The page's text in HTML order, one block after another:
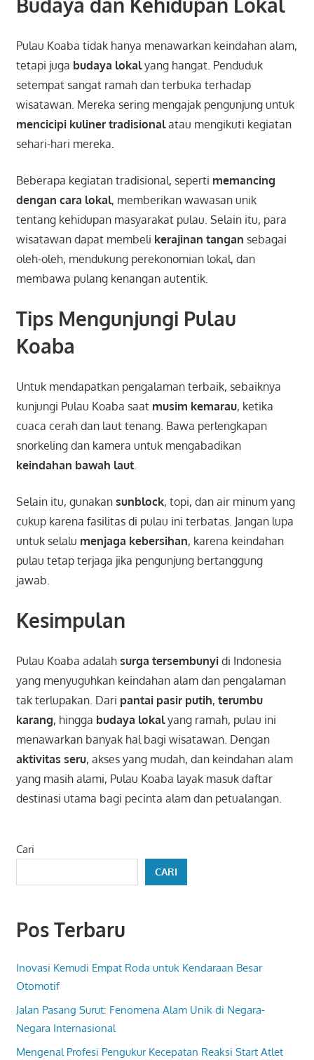
Pulau Koaba tidak hanya menawarkan keindahan alam,
tetapi juga budaya lokalyang hangat. Penduduk
setempat sangat ramah dan terbuka terhadap
wisatawan. Mereka sering mengajak pengunjung untuk
mencicipi kuliner tradisionalatau mengikuti kegiatan
sehari-hari mereka.
Beberapa kegiatan tradisional, seperti memancing
dengan cara lokal, memberikan wawasan unik
tentang kehidupan masyarakat pulau. Selain itu, para
wisatawan dapat membeli kerajinan tangan sebagai
oleh-oleh, mendukung perekonomian lokal, dan
membawa pulang kenangan autentik.
Tips Mengunjungi Pulau
Koaba
Untuk mendapatkan pengalaman terbaik, sebaiknya
kunjungi Pulau Koaba saat musim kemarau, ketika
cuaca cerah dan laut tenang. Bawa perlengkapan
snorkeling dan kamera untuk mengabadikan
keindahan bawah laut.
Selain itu, gunakan sunblock, topi, dan air minum yang
cukup karena fasilitas di pulau ini terbatas. Jangan lupa
untuk selalu menjaga kebersihan, karena keindahan
pulau tetap terjaga jika pengunjung bertanggung
jawab.
Kesimpulan
Pulau Koaba adalah surga tersembunyidi Indonesia
yang menyuguhkan keindahan alam dan pengalaman
tak terlupakan. Dari pantai pasir putih, terumbu
karang, hingga budaya lokalyang ramah, pulau ini
menawarkan banyak hal bagi wisatawan. Dengan
aktivitas seru, akses yang mudah, dan keindahan alam
yang masih alami, Pulau Koaba layak masuk daftar
destinasi utama bagi pecinta alam dan petualangan.
Cari
CARI
Pos Terbaru
Inovasi Kemudi Empat Roda untuk Kendaraan Besar
Otomotif
Jalan Pasang Surut: Fenomena Alam Unik di Negara-
Negara Internasional
Mengenal Profesi Pengukur Kecepatan Reaksi Start Atlet